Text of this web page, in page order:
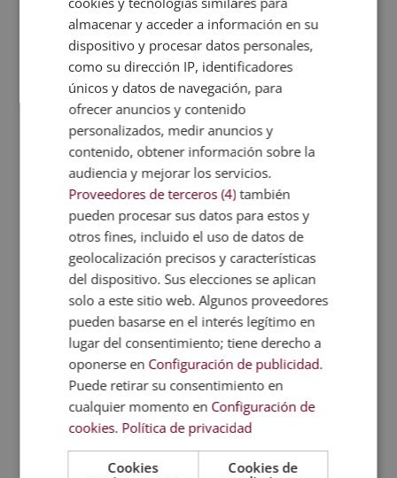
alimentación concreto.
Además, con esta doble titulación también
estudiarás cómo configurar las dietas más
adecuadas teniendo en cuenta las etapas vitales de
cada cliente. Es decir, podrás planificar, por ejemplo,
la alimentación de una mujer durante su embarazo y
también la de una persona de la tercera edad.
En resumen, estudiar esta formación de nutrición y
dietética te permitirá acceder calificadamente al
sector de la dietética. Es decir, con todo el
conocimiento que adquieras podrás empezar a
ejercer como guía nutricional de tus futuros clientes.
Según tus intereses, podrás dedicar tu carrera
laboral a la nutrición, al coaching nutricional o, tal
vez, a ambas disciplinas por igual. Solo te queda
matricularte y empezar a recorrer el camino para
incrementar tus conocimientos de este ámbito.
Dieta equilibrada: el papel de los
suplementos
almacenar y acceder a información en su
dispositivo y procesar datos personales,
como su dirección IP, identificadores
únicos y datos de navegación, para
ofrecer anuncios y contenido
personalizados, medir anuncios y
contenido, obtener información sobre la
audiencia y mejorar los servicios.
Proveedores de terceros (4) también
pueden procesar sus datos para estos y
otros fines, incluido el uso de datos de
geolocalización precisos y características
del dispositivo. Sus elecciones se aplican
solo a este sitio web. Algunos proveedores
pueden basarse en el interés legítimo en
lugar del consentimiento; tiene derecho a
oponerse en Configuración de publicidad.
Puede retirar su consentimiento en
cualquier momento en Configuración de
cookies. Política de privacidad
Cookies
Cookies de